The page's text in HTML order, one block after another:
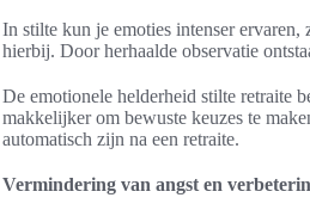
In stilte kun je emoties intenser ervaren,
hierbij. Door herhaalde observatie
De emotionele helderheid stilte retraite
makkelijker om bewuste keuzes te
automatisch zijn na een retraite.
Vermindering van angst en